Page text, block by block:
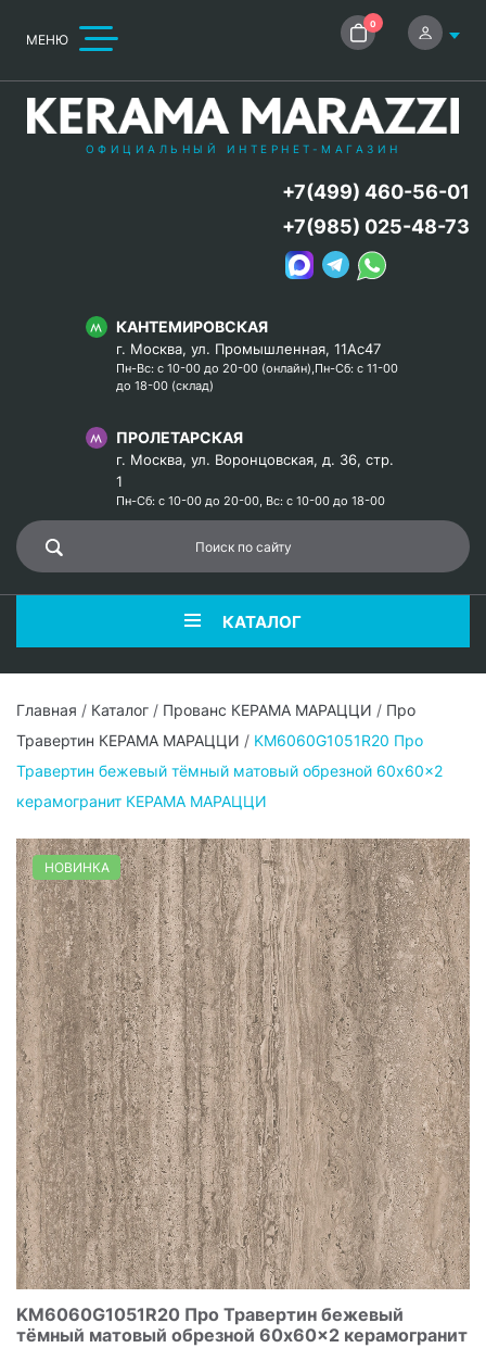
МЕНЮ
0
ОФИЦИАЛЬНЫЙ ИНТЕРНЕТ-МАГАЗИН
КАНТЕМИРОВСКАЯ
г. Москва, ул. Промышленная, 11Ас47
Пн-Вс: с 10-00 до 20-00 (онлайн),Пн-Сб: с 11-00
до 18-00 (склад)
ПРОЛЕТАРСКАЯ
г. Москва, ул. Воронцовская, д. 36, стр.
1
Пн-Сб: с 10-00 до 20-00, Вс: с 10-00 до 18-00
+7(499) 460-56-01
+7(985) 025-48-73
КАТАЛОГ
Главная / Каталог / Прованс КЕРАМА МАРАЦЦИ / Про
Травертин КЕРАМА МАРАЦЦИ / KM6060G1051R20 Про
Травертин бежевый тёмный матовый обрезной 60x60x2
керамогранит КЕРАМА МАРАЦЦИ
НОВИНКА
KM6060G1051R20 Про Травертин бежевый
тёмный матовый обрезной 60x60x2 керамогранит